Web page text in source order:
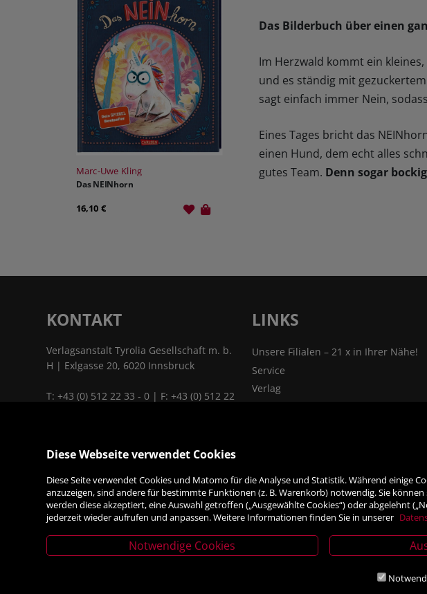
Marc-Uwe Kling
Das NEINhorn
16,10 €
Das Bilderbuch über einen
Im Herzwald kommt ein
und es ständig mit
sagt einfach immer Nein,
Eines Tages bricht das
einen Hund, dem echt alles
gutes Team. Denn sogar
KONTAKT
Verlagsanstalt Tyrolia Gesellschaft m. b.
H | Exlgasse 20, 6020 Innsbruck
T:+43 (0) 512 22 33 - 0 | F: +43 (0) 512 22
ALLES
FÜRS BÜRO
LINKS
Unsere Filialen – 21 x in Ihrer Nähe!
Service
Verlag
Diese Webseite verwendet Cookies
Diese Seite verwendet Cookies und Matomo für die Analyse und Statistik. Während einige
anzuzeigen, sind andere für bestimmte Funktionen (z. B. Warenkorb) notwendig. Sie
werden diese akzeptiert, eine Auswahl getroffen („Ausgewählte Cookies“) oder abgelehnt
jederzeit wieder aufrufen und anpassen. Weitere Informationen finden Sie in unserer
Notwendige Cookies